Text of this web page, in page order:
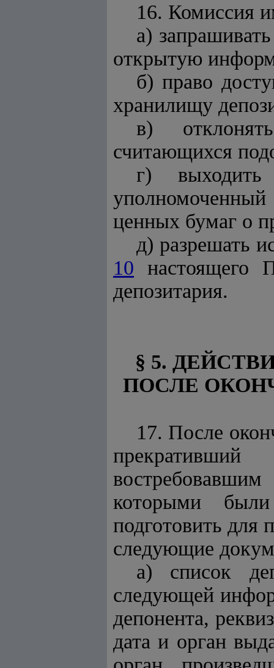
16. Комиссия
а)
открытую
б) право
хранилищу
в)
считающихся
г)
уполномоченный
ценных бумаг о
д) разрешать
10 настоящего
депозитария.
§ 5.
ПОСЛЕ
17. После
которыми
подготовить для
следующие
а) список
следующей
депонента,
дата и орган